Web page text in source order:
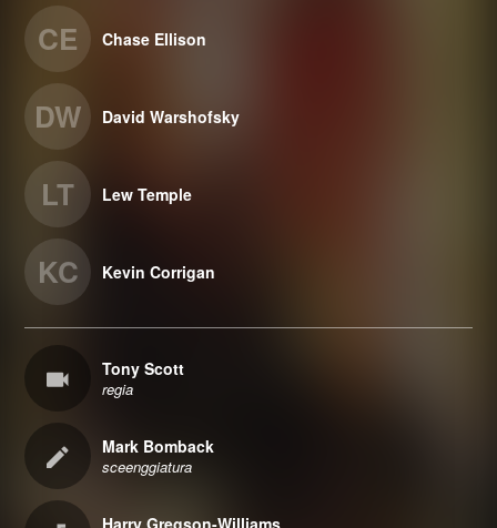
CE Chase Ellison
DW David Warshofsky
LT Lew Temple
KC Kevin Corrigan
Tony Scott
regia
Mark Bomback
sceenggiatura
Harry Gregson-Williams